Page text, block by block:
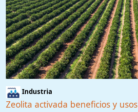
Industria
Zeolita activada beneficios y usos